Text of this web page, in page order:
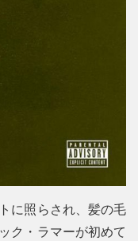
に照らされ、髪の毛
ク・ラマーが初めて